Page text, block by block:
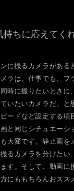
ちに応えてく
に撮るカメラがある
ラは、仕事でも、プ
時に撮りたいときに
いたいカメラだ」と
ードなど設定する項
と同じシチュエーシ
大変です。静止画を
るカメラを分けたい
す。そして、動画に
にももちろんおスス